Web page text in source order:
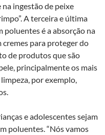
ingestão de peixe
A terceira e última
poluentes é a absorção na
cremes para proteger do
de produtos que são
principalmente os mais
por exemplo,
e adolescentes sejam
poluentes. “Nós vamos